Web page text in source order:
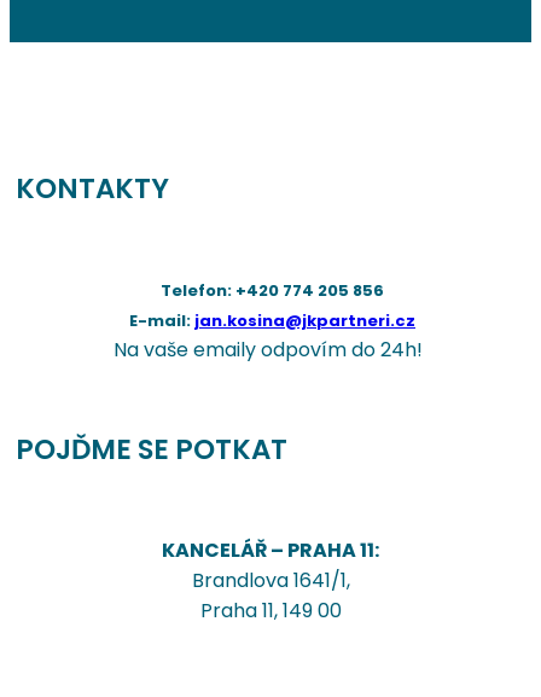
KONTAKTY
Telefon: +420 774 205 856
E-mail: jan.kosina@jkpartneri.cz
Na vaše emaily odpovím do 24h!
POJĎME SE POTKAT
KANCELÁŘ – PRAHA 11:
Brandlova 1641/1,
Praha 11, 149 00